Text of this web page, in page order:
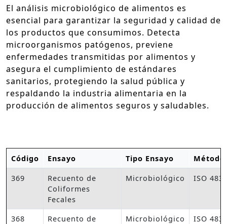
El análisis microbiológico de alimentos es
esencial para garantizar la seguridad y calidad de
los productos que consumimos. Detecta
microorganismos patógenos, previene
enfermedades transmitidas por alimentos y
asegura el cumplimiento de estándares
sanitarios, protegiendo la salud pública y
respaldando la industria alimentaria en la
producción de alimentos seguros y saludables.
Código Ensayo Tipo Ensayo Método
369
Recuento de
Coliformes
Fecales
Microbiológico ISO
368
Recuento de
Microbiológico ISO